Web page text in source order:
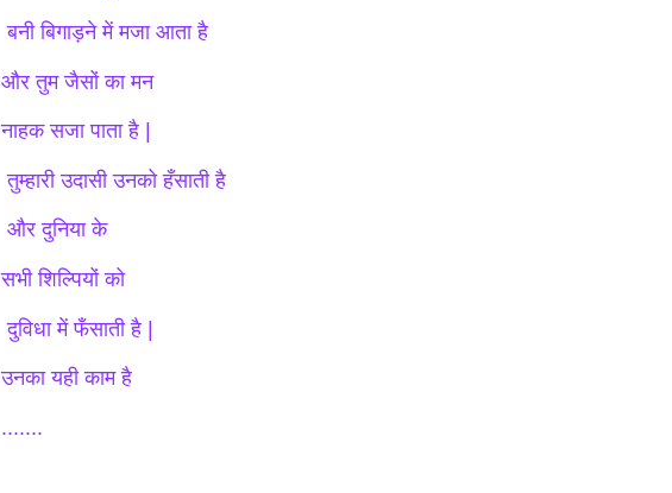
बनी बिगाड़ने में मजा आता है
और तुम जैसों का मन
नाहक सजा पाता है |
तुम्हारी उदासी उनको हँसाती है
और दुनिया के
सभी शिल्पियों को
दुविधा में फँसाती है |
उनका यही काम है
.......